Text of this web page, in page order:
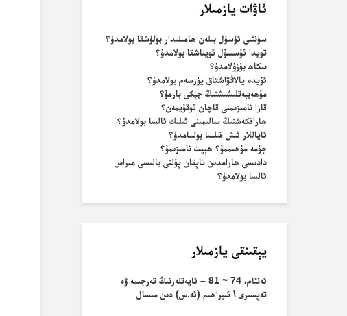
ئاۋات يازمىلار
سۈنئىي ئۇسۇل بىلەن ھامىلىدار بولۇشقا بولامدۇ؟
تويدا ئۇسسۇل ئويناشقا بولامدۇ؟
نىكاھ بۇزۇلامدۇ؟
ئۆيدە يالاڭۋاشتاق يۈرسەم بولامدۇ؟
مۇھەببەتلىشىشنىڭ چېكى بارمۇ؟
قازا نامىزىمنى قاچان ئوقۇيمەن؟
ھاراقكەشنىڭ سالىمىنى ئىلىك ئالسا بولامدۇ؟
ئاياللار ئىش قىلسا بولمامدۇ؟
جۈمە مۇھىممۇ؟ ھېيت نامىزىمۇ؟
دادىسى ھارامدىن تاپقان پۇلنى بالىسى مىراس
ئالسا بولامدۇ؟
يېقىنقى يازمىلار
ئەنئام، 74 ~ 81 – ئايەتلەرنىڭ تەرجىمە ۋە
تەپسىرى \ ئىبراھىم (ئە.س) دىن مىسال